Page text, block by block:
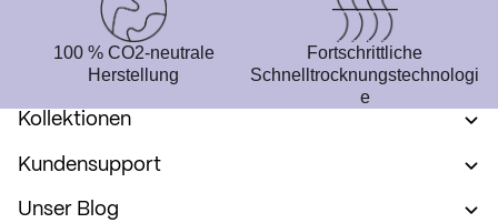
100 % CO2-neutrale
Herstellung
Fortschrittliche
Schnelltrocknungstechnologi
e
Kollektionen
Kundensupport
Unser Blog